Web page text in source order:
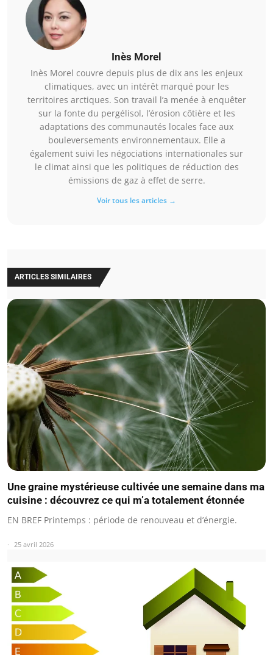
Inès Morel
Inès Morel couvre depuis plus de dix ans les enjeux
climatiques, avec un intérêt marqué pour les
territoires arctiques. Son travail l’a menée à enquêter
sur la fonte du pergélisol, l’érosion côtière et les
adaptations des communautés locales face aux
bouleversements environnementaux. Elle a
également suivi les négociations internationales sur
le climat ainsi que les politiques de réduction des
émissions de gaz à effet de serre.
Voir tous les articles →
ARTICLES SIMILAIRES
Une graine mystérieuse cultivée une semaine dans ma
cuisine : découvrez ce qui m’a totalement étonnée
EN BREF Printemps : période de renouveau et d’énergie.
25 avril 2026